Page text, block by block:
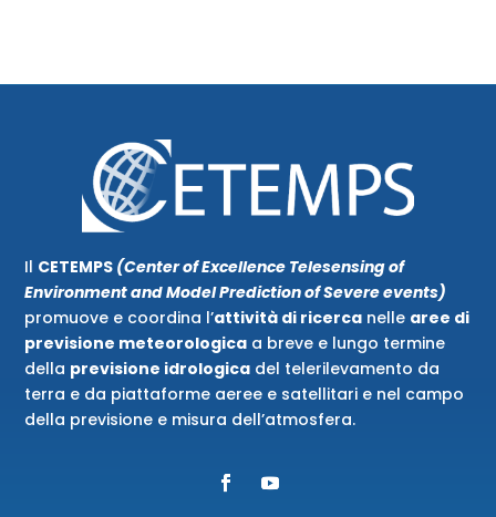
Il CETEMPS (Center of Excellence Telesensing of
Environment and Model Prediction of Severe events)
promuove e coordina l’attività di ricerca nelle aree di
previsione meteorologica a breve e lungo termine
della previsione idrologica del telerilevamento da
terra e da piattaforme aeree e satellitari e nel campo
della previsione e misura dell’atmosfera.